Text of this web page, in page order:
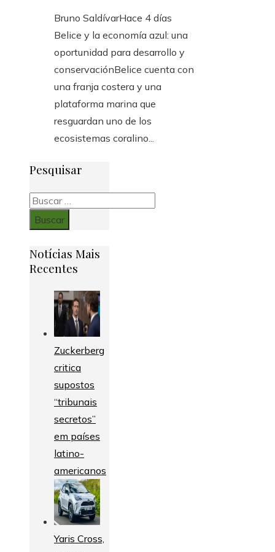
Bruno SaldívarHace 4 días
Belice y la economía azul: una
oportunidad para desarrollo y
conservaciónBelice cuenta con
una franja costera y una
plataforma marina que
resguardan uno de los
ecosistemas coralino...
Pesquisar
Buscar:
Notícias Mais
Recentes
Zuckerberg
critica
supostos
“tribunais
secretos”
em países
latino-
americanos
Yaris Cross,